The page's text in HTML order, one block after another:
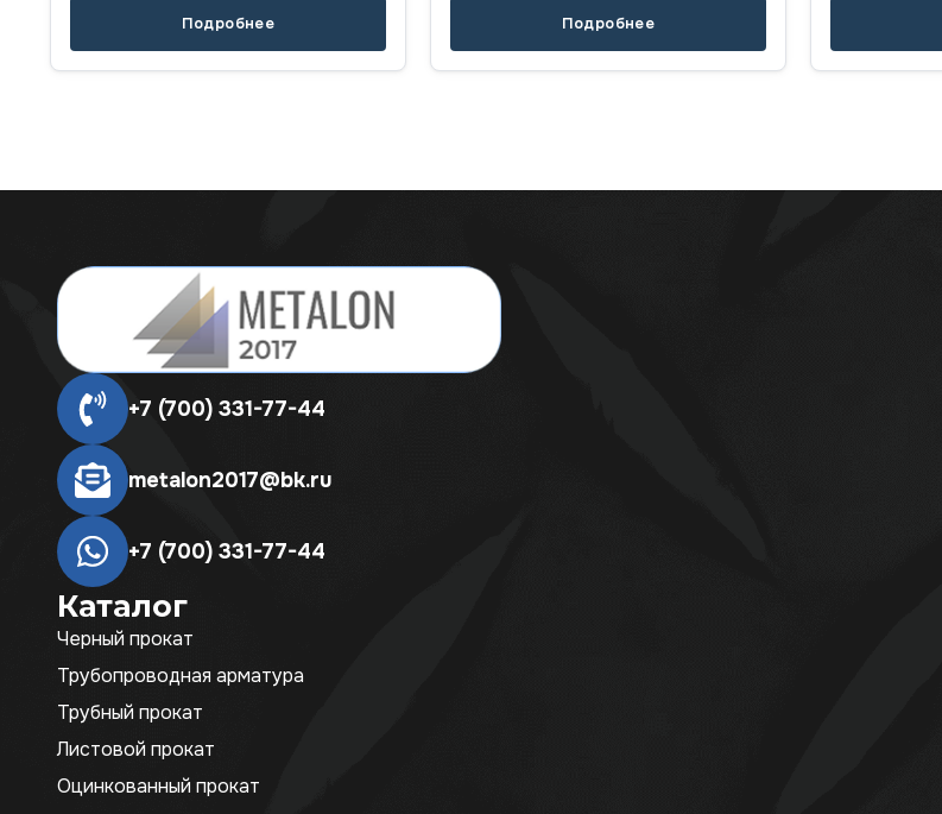
Подробнее Подробнее
+7 (700) 331-77-44
metalon2017@bk.ru
+7 (700) 331-77-44
Каталог
Черный прокат
Трубопроводная арматура
Трубный прокат
Листовой прокат
Оцинкованный прокат